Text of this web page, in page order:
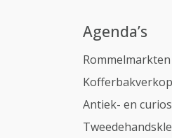
Agenda’s
Rommelmarkten
Antiek- en